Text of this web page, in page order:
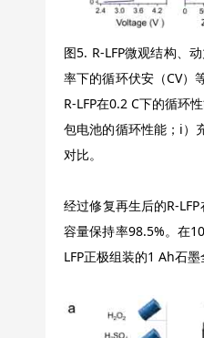
图5. R-LFP微观结构、
率下的循环伏安（CV）
R-LFP在0.2 C下的循环
包电池的循环性能；i）
对比。
经过修复再生后的R-
容量保持率98.5%。在
LFP正极组装的1 Ah石